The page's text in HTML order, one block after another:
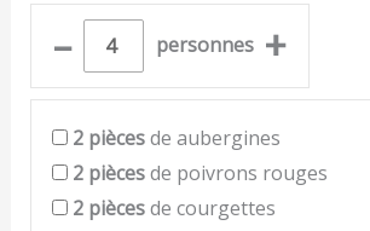
– personnes +
2 piècesde aubergines
2 piècesde poivrons rouges
2 piècesde courgettes